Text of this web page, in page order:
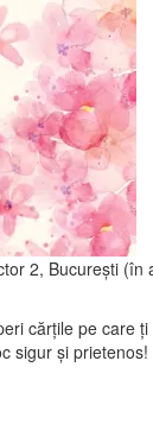
2, București (în
cărţile pe care
sigur şi prietenos!